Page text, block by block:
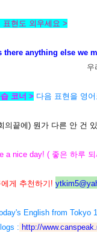
표현도 외우세요 >
there anything else we
우
코너 > 다음 표현을 영
의끝에) 뭔가 다른 안 건
a nice day! ( 좋은 하루
에게 추천하기!
English from Tokyo
: http://